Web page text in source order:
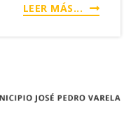
LEER MÁS...